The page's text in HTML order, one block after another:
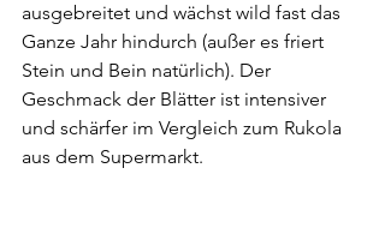
ausgebreitet und wächst wild fast das
Ganze Jahr hindurch (außer es friert
Stein und Bein natürlich). Der
Geschmack der Blätter ist intensiver
und schärfer im Vergleich zum Rukola
aus dem Supermarkt.